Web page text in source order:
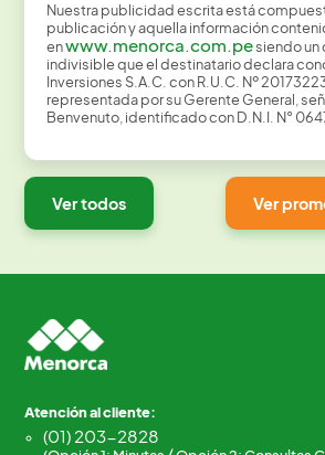
Nuestra publicidad escrita está
publicación y aquella información
enwww.menorca.com.pesiendo un
indivisible que el destinatario declara
Inversiones S.A.C. con R.U.C. Nº
representada por su Gerente General,
Benvenuto, identificado con D.N.I. N°
Ver todos Ver
Atención al cliente:
(01) 203-2828